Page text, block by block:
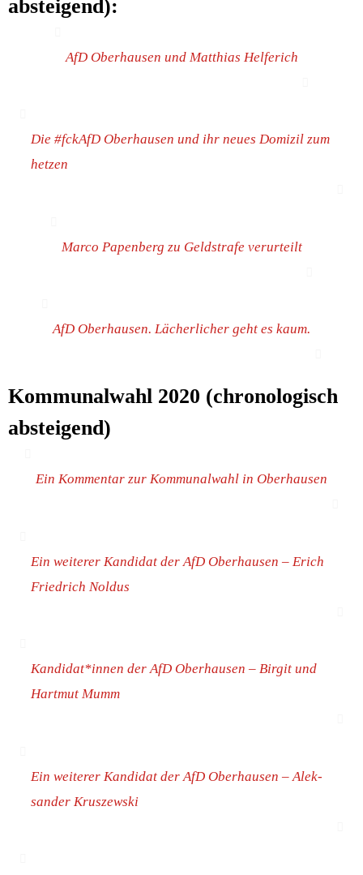
absteigend):
AfD Ober­hau­sen und Mat­thi­as Helferich
Die #fck­AfD Ober­hau­sen und ihr neu­es Domi­zil zum
hetzen
Mar­co Papen­berg zu Geld­stra­fe verurteilt
AfD Ober­hau­sen. Lächer­li­cher geht es kaum.
Kom­mu­nal­wahl 2020 (chro­no­lo­gisch
absteigend)
Ein Kom­men­tar zur Kom­mu­nal­wahl in Oberhausen
Ein wei­te­rer Kan­di­dat der AfD Ober­hau­sen – Erich
Fried­rich Noldus
Kandidat*innen der AfD Ober­hau­sen – Bir­git und
Hart­mut Mumm
Ein wei­te­rer Kan­di­dat der AfD Ober­hau­sen – Alek­
san­der Kruszewski